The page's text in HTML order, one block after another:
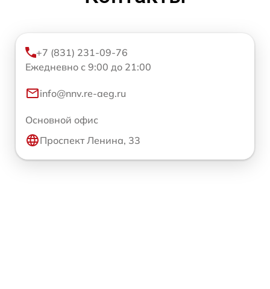
+7 (831) 231-09-76
Ежедневно с 9:00 до 21:00
info@nnv.re-aeg.ru
Основной офис
Проспект Ленина, 33